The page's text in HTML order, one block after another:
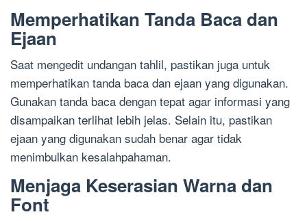
Memperhatikan Tanda Baca dan
Ejaan
Saat mengedit undangan tahlil, pastikan juga untuk
memperhatikan tanda baca dan ejaan yang digunakan.
Gunakan tanda baca dengan tepat agar informasi yang
disampaikan terlihat lebih jelas. Selain itu, pastikan
ejaan yang digunakan sudah benar agar tidak
menimbulkan kesalahpahaman.
Menjaga Keserasian Warna dan
Font